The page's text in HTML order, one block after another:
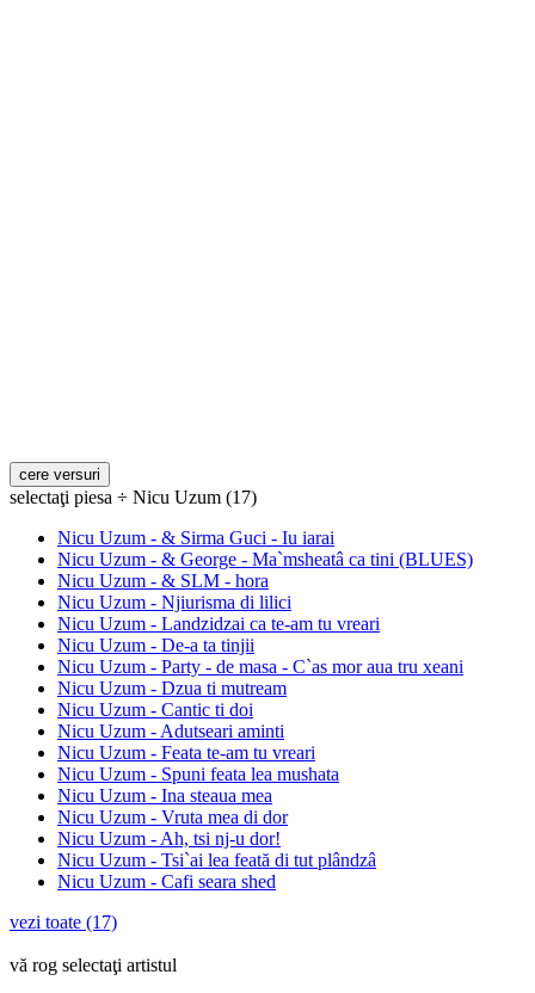
selectaţi piesa ÷ Nicu Uzum (17)
Nicu Uzum - & Sirma Guci - Iu iarai
Nicu Uzum - & George - Ma`msheatâ ca tini (BLUES)
Nicu Uzum - & SLM - hora
Nicu Uzum - Njiurisma di lilici
Nicu Uzum - Landzidzai ca te-am tu vreari
Nicu Uzum - De-a ta tinjii
Nicu Uzum - Party - de masa - C`as mor aua tru xeani
Nicu Uzum - Dzua ti mutream
Nicu Uzum - Cantic ti doi
Nicu Uzum - Adutseari aminti
Nicu Uzum - Feata te-am tu vreari
Nicu Uzum - Spuni feata lea mushata
Nicu Uzum - Ina steaua mea
Nicu Uzum - Vruta mea di dor
Nicu Uzum - Ah, tsi nj-u dor!
Nicu Uzum - Tsi`ai lea feată di tut plândzâ
Nicu Uzum - Cafi seara shed
vezi toate (17)
vă rog selectaţi artistul